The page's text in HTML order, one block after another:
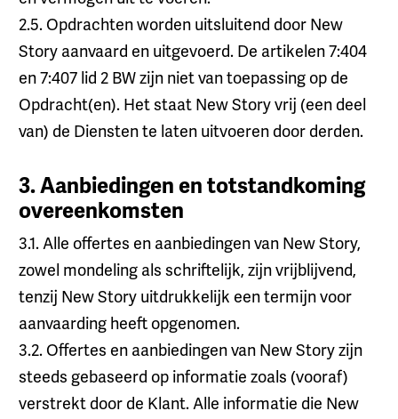
2.5. Opdrachten worden uitsluitend door New
Story aanvaard en uitgevoerd. De artikelen 7:404
en 7:407 lid 2 BW zijn niet van toepassing op de
Opdracht(en). Het staat New Story vrij (een deel
van) de Diensten te laten uitvoeren door derden.
3. Aanbiedingen en totstandkoming
overeenkomsten
3.1. Alle offertes en aanbiedingen van New Story,
zowel mondeling als schriftelijk, zijn vrijblijvend,
tenzij New Story uitdrukkelijk een termijn voor
aanvaarding heeft opgenomen.
3.2. Offertes en aanbiedingen van New Story zijn
steeds gebaseerd op informatie zoals (vooraf)
verstrekt door de Klant. Alle informatie die New